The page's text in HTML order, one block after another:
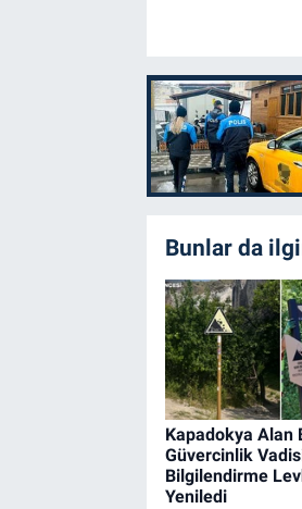
Bunlar da
Kapadokya Alan
Güvercinlik
Bilgilendirme
Yeniledi